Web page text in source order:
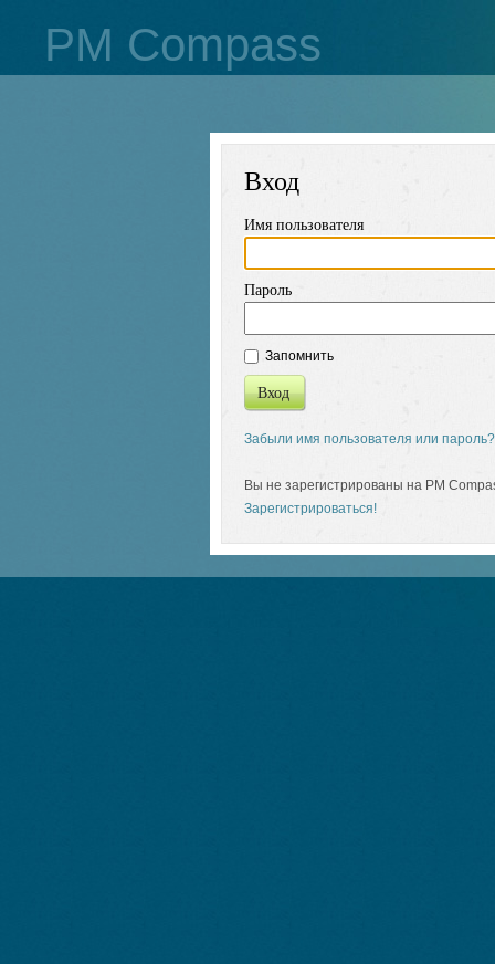
PM Compass
Вход
Имя пользователя
Пароль
Запомнить
Вход
Забыли имя пользователя или пароль?
Вы не зарегистрированы на PM
Зарегистрироваться!